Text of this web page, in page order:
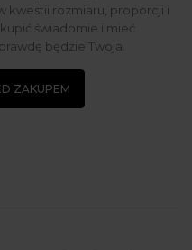
kwestii rozmiaru, proporcji i
świadomie i mieć
będzie Twoja.
ZAKUPEM